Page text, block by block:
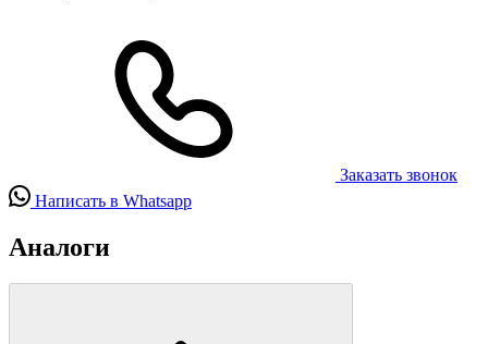
Заказать звонок
Написать в Whatsapp
Аналоги